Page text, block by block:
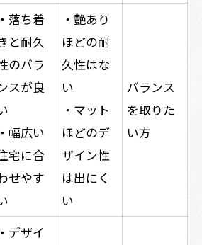
・落ち着
と耐久
のバラ
スが良
・幅広い
宅に合
せやす
・艶あり
ほどの耐
久性はな
い
・マット
ほどのデ
ザイン性
は出にく
い
バランス
を取りた
い方
・デザイ